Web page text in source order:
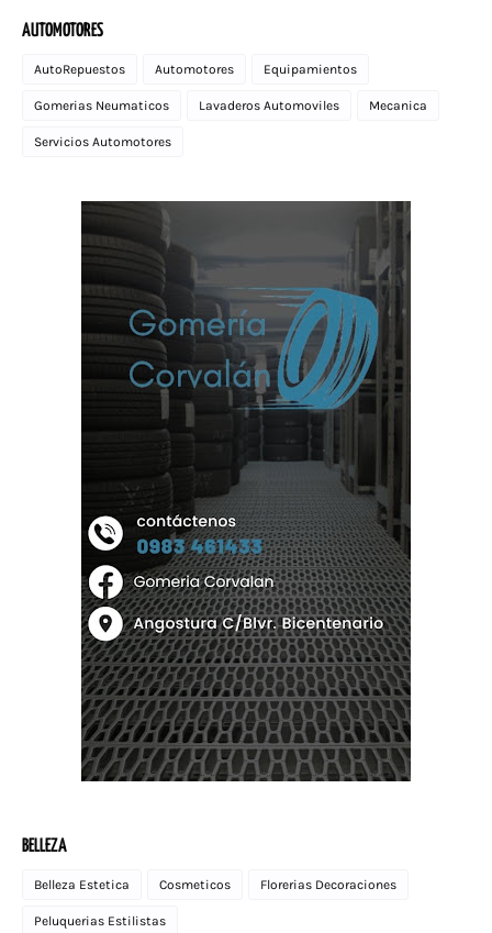
AUTOMOTORES
AutoRepuestos Automotores Equipamientos
Gomerias Neumaticos Lavaderos Automoviles Mecanica
Servicios Automotores
BELLEZA
Belleza Estetica Cosmeticos Florerias Decoraciones
Peluquerias Estilistas